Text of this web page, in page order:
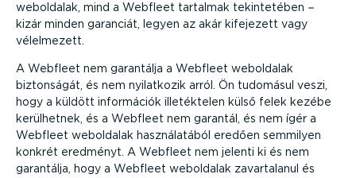
weboldalak, mind a Webfleet tartalmak tekin­te­tében −
kizár minden garanciát, legyen az akár kifejezett vagy
vélelmezett.
A Webfleet nem garantálja a Webfleet weboldalak
biztonságát, és nem nyilatkozik arról. Ön tudomásul veszi,
hogy a küldött információk illeték­telen külső felek kezébe
kerülhetnek, és a Webfleet nem garantál, és nem ígér a
Webfleet weboldalak haszná­la­tából eredően semmilyen
konkrét eredményt. A Webfleet nem jelenti ki és nem
garantálja, hogy a Webfleet weboldalak zavar­ta­lanul és